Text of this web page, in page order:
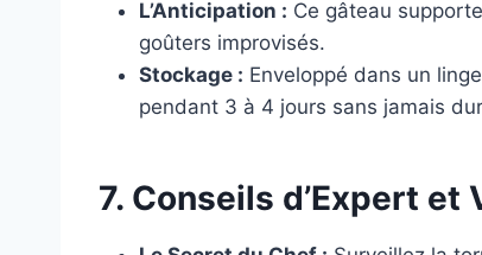
L’Anticipation : Ce gâteau
goûters improvisés.
Stockage : Enveloppé dans un
pendant 3 à 4 jours sans jamais
7. Conseils d’Expert et